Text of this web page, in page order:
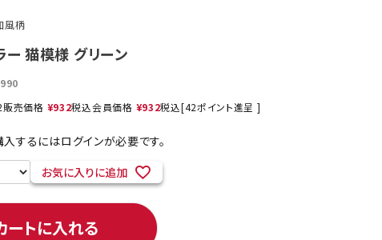
服・ウェア
首輪・ハーネス
デンタルおもちゃ
ネコポス対象商品一覧
風柄
ー 猫模様 グリーン
販売価格 ¥932税込会員価格 ¥932税込[42ポイント進呈 ]
するにはログインが必要です。
お気に入りに追加
ートに入れる